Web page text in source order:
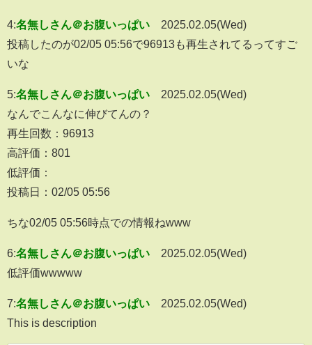
4:名無しさん＠お腹いっぱい
2025.02.05(Wed)
投稿したのが02/05 05:56で96913も再生されてるってすご
いな
5:名無しさん＠お腹いっぱい
2025.02.05(Wed)
なんでこんなに伸びてんの？
再生回数：96913
高評価：801
低評価：
投稿日：02/05 05:56
ちな02/05 05:56時点での情報ねwww
6:名無しさん＠お腹いっぱい
2025.02.05(Wed)
低評価wwwww
7:名無しさん＠お腹いっぱい
2025.02.05(Wed)
This is description